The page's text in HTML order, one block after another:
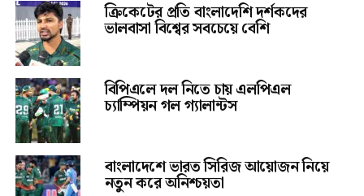
ক্রিকেটের প্রতি বাংলাদেশি দর্শকদের
ভালবাসা বিশ্বের সবচেয়ে বেশি
বিপিএলে দল নিতে চায় এলপিএল
চ্যাম্পিয়ন গল গ্যালান্টস
বাংলাদেশে ভারত সিরিজ আয়োজন নিয়ে
নতুন করে অনিশ্চয়তা